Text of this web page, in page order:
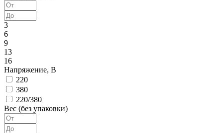
3
6
9
13
16
Напряжение, В
220
380
220/380
Вес (без упаковки)